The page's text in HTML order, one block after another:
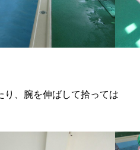
り、腕を伸ばして拾っては